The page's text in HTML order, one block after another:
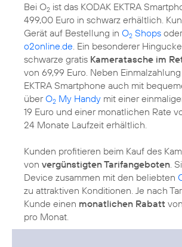
Bei O2 ist das KODAK EKTRA
499,00 Euro in schwarz erhältlich.
Gerät auf Bestellung in O2 Shops
o2online.de. Ein besonderer
schwarze gratis Kameratasche im
von 69,99 Euro. Neben
EKTRA Smartphone auch mit
überO2 My Handy mit einer
19 Euro und einer monatlichen Rate
24 Monate Laufzeit erhältlich.
Kunden profitieren beim Kauf des
von vergünstigten Tarifangeboten.
Device zusammen mit den beliebten
zu attraktiven Konditionen. Je nach
Kunde einen monatlichen Rabatt
pro Monat.